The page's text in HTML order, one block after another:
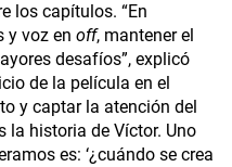
los capítulos. “En
y voz en off, mantener el
desafíos”, explicó
de la película en el
y captar la atención del
la historia de Víctor. Uno
es: ‘¿cuándo se crea